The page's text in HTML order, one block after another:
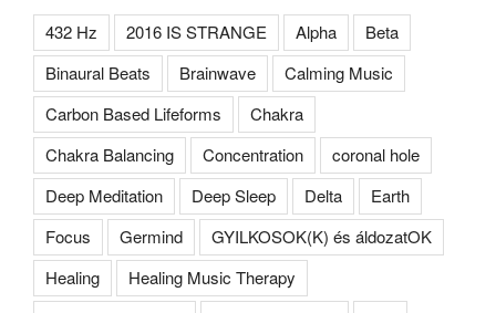
432 Hz 2016 IS STRANGE Alpha
Beta
Binaural Beats
Brainwave
Calming Music
Carbon Based Lifeforms
Chakra
Chakra Balancing
Concentration
coronal hole
Deep Meditation
Deep Sleep Delta
Earth
Focus
Germind
GYILKOSOK(K) és áldozatOK
Healing
Healing Music Therapy